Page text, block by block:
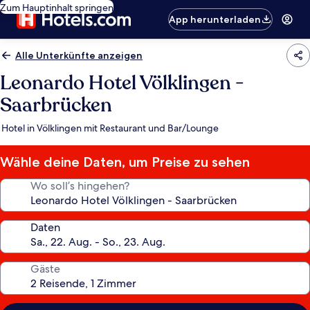
Zum Hauptinhalt springen
App herunterladen
Alle Unterkünfte anzeigen
Leonardo Hotel Völklingen -
Saarbrücken
Hotel in Völklingen mit Restaurant und Bar/Lounge
Wähle deine Daten, um Preise zu sehen
Wo soll’s hingehen?
Daten
Gäste